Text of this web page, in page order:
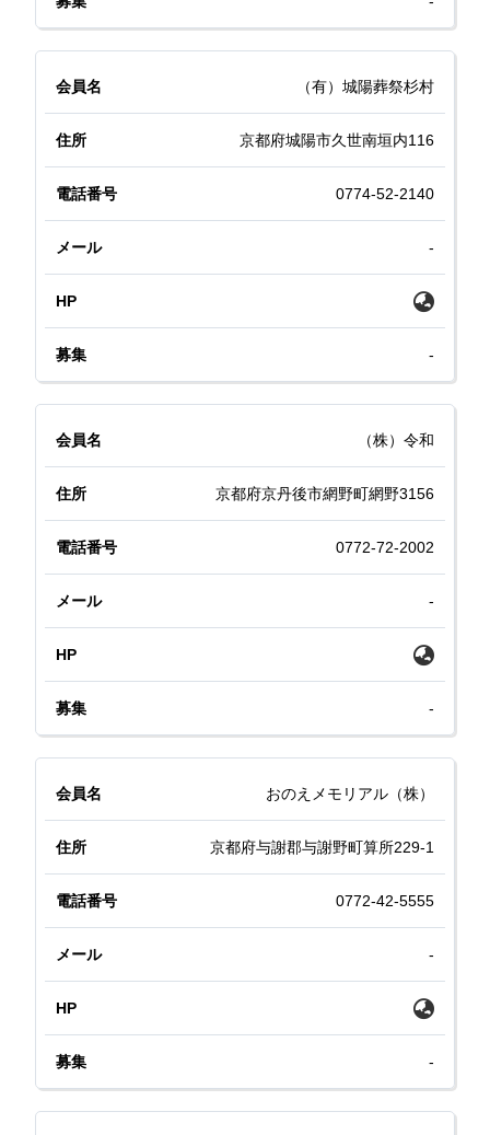
（有）城陽葬祭杉村
京都府城陽市久世南垣内116
0774-52-2140
-
-
（株）令和
京都府京丹後市網野町網野3156
0772-72-2002
-
-
おのえメモリアル（株）
京都府与謝郡与謝野町算所229-1
0772-42-5555
-
-